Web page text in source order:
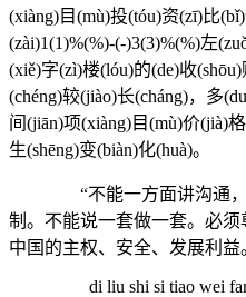
(xiàng)目(mù)投(tóu)资(zī)比
(zài)1(1)%(%)-(-)3(3)%(%)左
(xiě)字(zì)楼(lóu)的(de)收
(chéng)较(jiào)长(cháng)，多
间(jiān)项(xiàng)目(mù)价(jià)
生(shēng)变(biàn)化(huà)。
“不能一方面讲沟通，一
制。不能说一套做一套。必
中国的主权、安全、发展利益
di liu shi si tiao wei fan